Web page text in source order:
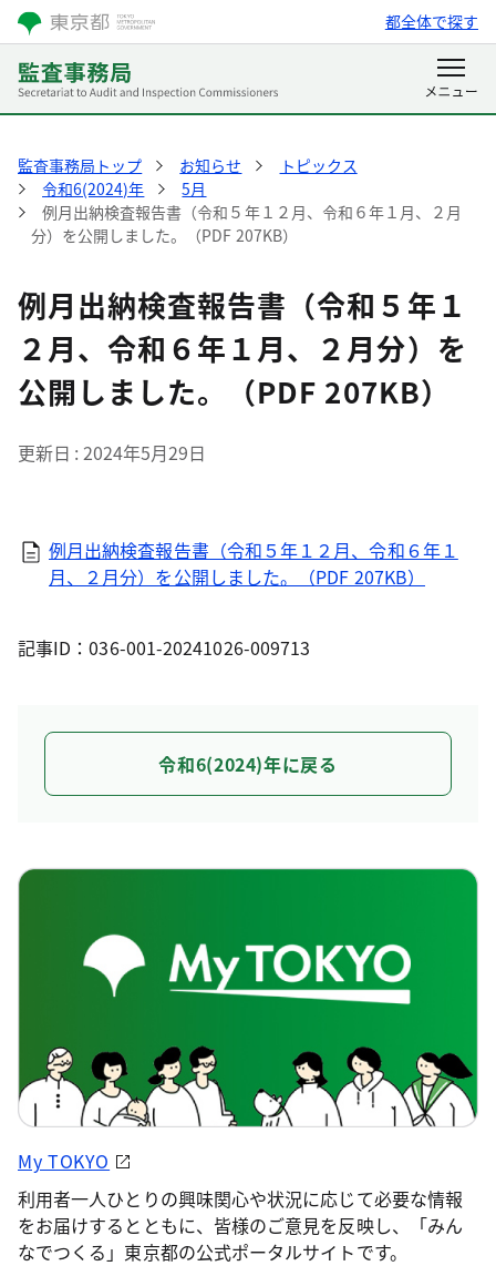
都全体で探す
監査事務局トップ お知らせ
トピックス
令和6(2024)年
5月
例月出納検査報告書（令和５年１２月、令和６年１月、２月
分）を公開しました。（PDF 207KB）
例月出納検査報告書（令和５年１
２月、令和６年１月、２月分）を
公開しました。（PDF 207KB）
更新日 2024年5月29日
例月出納検査報告書（令和５年１２月、令和６年１
月、２月分）を公開しました。（PDF 207KB）
記事ID：036-001-20241026-009713
令和6(2024)年に戻る
My TOKYO
利用者一人ひとりの興味関心や状況に応じて必要な情報
をお届けするとともに、皆様のご意見を反映し、「みん
なでつくる」東京都の公式ポータルサイトです。